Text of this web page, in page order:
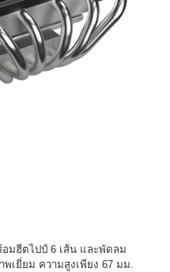
อมฮีตไปป์ 6 เส้น และพัดลม
พเยี่ยม ความสูงเพียง 67 มม.